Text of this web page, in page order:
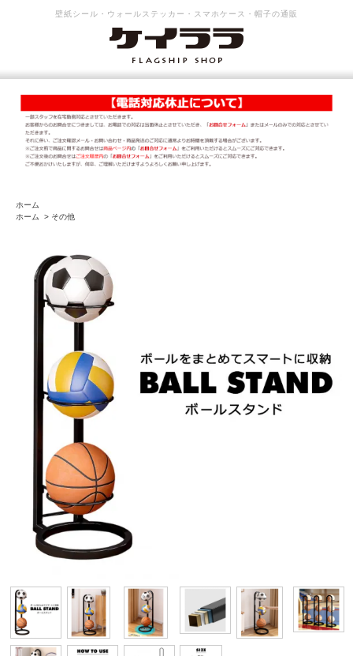
壁紙シール・ウォールステッカー・スマホケース・帽子の通販
ホーム
ホーム
> その他